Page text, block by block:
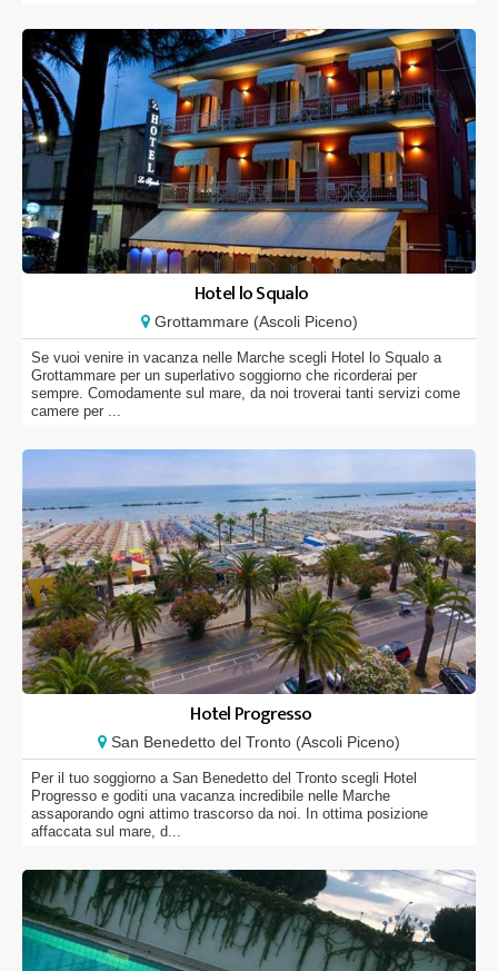
Hotel lo Squalo
Grottammare (Ascoli Piceno)
Se vuoi venire in vacanza nelle Marche scegli Hotel lo Squalo a
Grottammare per un superlativo soggiorno che ricorderai per
sempre. Comodamente sul mare, da noi troverai tanti servizi come
camere per ...
Hotel Progresso
San Benedetto del Tronto (Ascoli Piceno)
Per il tuo soggiorno a San Benedetto del Tronto scegli Hotel
Progresso e goditi una vacanza incredibile nelle Marche
assaporando ogni attimo trascorso da noi. In ottima posizione
affaccata sul mare, d...